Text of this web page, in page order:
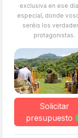
exclusiva en ese
especial, donde
seréis los
protagonistas.
Solicitar
presupuesto